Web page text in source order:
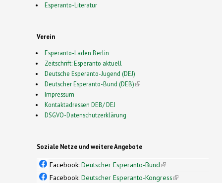
Esperanto-Literatur
Verein
Esperanto-Laden Berlin
Zeitschrift: Esperanto aktuell
Deutsche Esperanto-Jugend (DEJ)
Deutscher Esperanto-Bund (DEB)(link is external)
Impressum
Kontaktadressen DEB/ DEJ
DSGVO-Datenschutzerklärung
Soziale Netze und weitere Angebote
Facebook: Deutscher Esperanto-Bund(link is
external)
Facebook: Deutscher Esperanto-Kongress(link is